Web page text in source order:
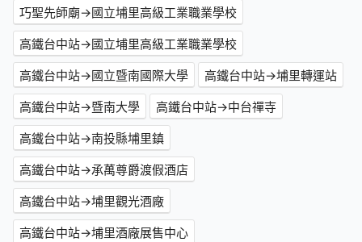
巧聖先師廟→國立埔里高級工業職業學校
高鐵台中站→國立埔里高級工業職業學校
高鐵台中站→國立暨南國際大學
高鐵台中站→埔里轉運站
高鐵台中站→暨南大學
高鐵台中站→中台禪寺
高鐵台中站→南投縣埔里鎮
高鐵台中站→承萬尊爵渡假酒店
高鐵台中站→埔里觀光酒廠
高鐵台中站→埔里酒廠展售中心